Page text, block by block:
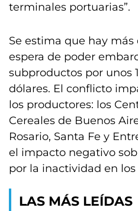
terminales portuarias”.
Se estima que hay más
espera de poder
subproductos por unos
dólares. El conflicto
los productores: los
Cereales de Buenos
Rosario, Santa Fe y
el impacto negativo
por la inactividad en los
LAS MÁS LEÍDAS